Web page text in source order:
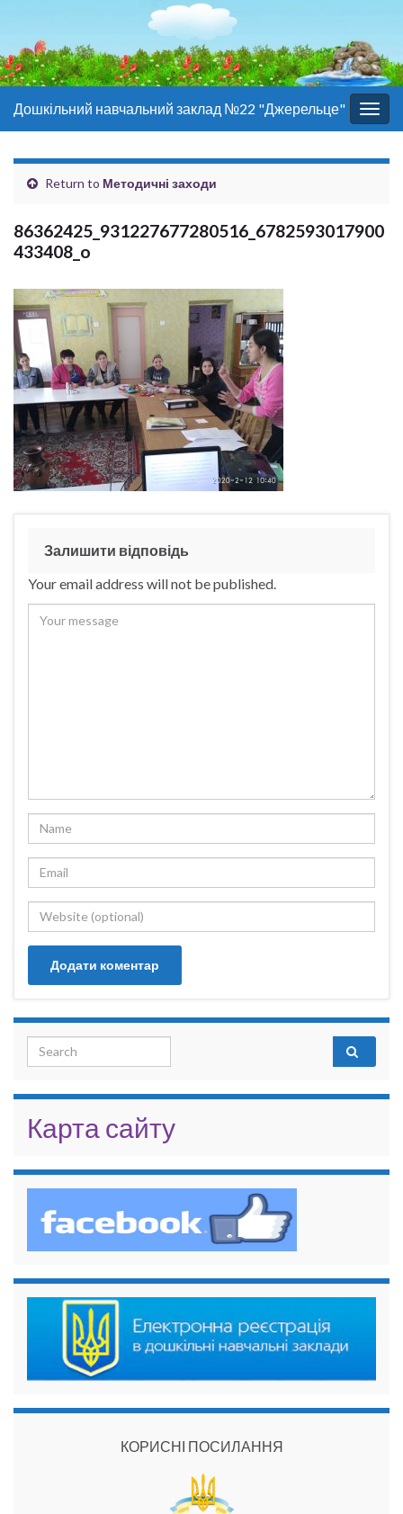
Дошкільний навчальний заклад №22 "Джерельце"
Return to Методичні заходи
86362425_931227677280516_6782593017900
433408_o
Залишити відповідь
Your email address will not be published.
Search for:
Карта сайту
КОРИСНІ ПОСИЛАННЯ